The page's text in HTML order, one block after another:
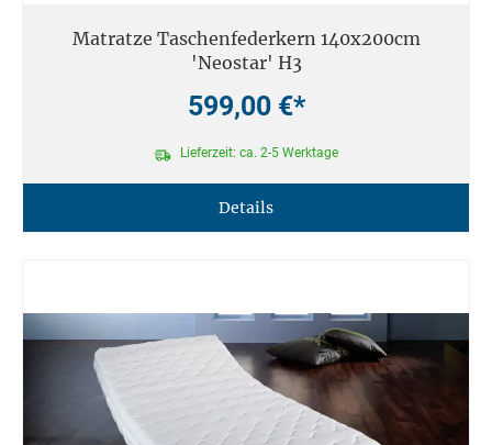
Matratze Taschenfederkern 140x200cm
'Neostar' H3
599,00 €*
Lieferzeit: ca. 2-5 Werktage
Details